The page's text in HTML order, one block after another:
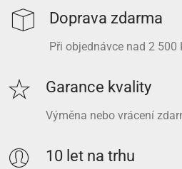
Doprava zdarma
Při objednávce nad 2 500
Garance kvality
Výměna nebo vrácení
10 let na trhu